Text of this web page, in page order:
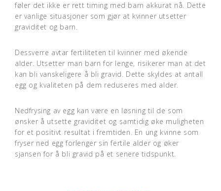
føler det ikke er rett timing med barn akkurat nå. Dette
er vanlige situasjoner som gjør at kvinner utsetter
graviditet og barn.
Dessverre avtar fertiliteten til kvinner med økende
alder. Utsetter man barn for lenge, risikerer man at det
kan bli vanskeligere å bli gravid. Dette skyldes at antall
egg og kvaliteten på dem reduseres med alder.
Nedfrysing av egg kan være en løsning til de som
ønsker å utsette graviditet og samtidig øke muligheten
for et positivt resultat i fremtiden. En ung kvinne som
fryser ned egg forlenger sin fertile alder og øker
sjansen for å bli gravid på et senere tidspunkt.